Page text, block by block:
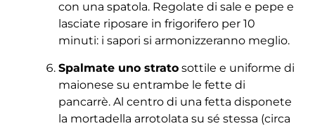
con una spatola. Regolate di sale e pepe e
lasciate riposare in frigorifero per 10
minuti: i sapori si armonizzeranno meglio.
Spalmate uno stratosottile e uniforme di
maionese su entrambe le fette di
pancarrè. Al centro di una fetta disponete
la mortadella arrotolata su sé stessa (circa